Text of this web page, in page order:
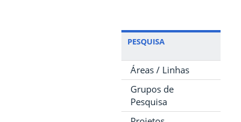
PESQUISA
Áreas / Linhas
Grupos de
Pesquisa